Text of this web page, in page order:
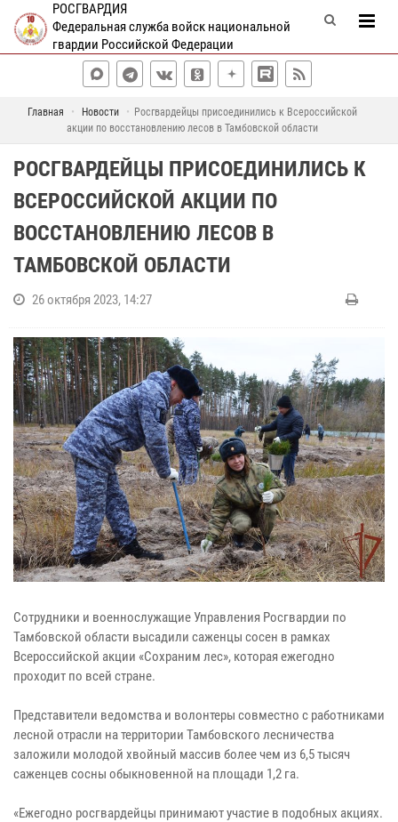
РОСГВАРДИЯ
Федеральная служба войск национальной
гвардии Российской Федерации
Главная Новости
Росгвардейцы присоединились к Всероссийской
акции по восстановлению лесов в Тамбовской области
РОСГВАРДЕЙЦЫ ПРИСОЕДИНИЛИСЬ К
ВСЕРОССИЙСКОЙ АКЦИИ ПО
ВОССТАНОВЛЕНИЮ ЛЕСОВ В
ТАМБОВСКОЙ ОБЛАСТИ
26 октября 2023, 14:27
Сотрудники и военнослужащие Управления Росгвардии по
Тамбовской области высадили саженцы сосен в рамках
Всероссийской акции «Сохраним лес», которая ежегодно
проходит по всей стране.
Представители ведомства и волонтеры совместно с работниками
лесной отрасли на территории Тамбовского лесничества
заложили молодой хвойный массив более чем из 6,5 тысяч
саженцев сосны обыкновенной на площади 1,2 га.
«Ежегодно росгвардейцы принимают участие в подобных акциях.